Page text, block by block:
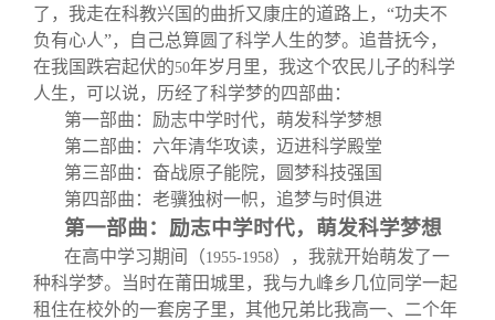
了，我走在科教兴国的曲折又康庄的道路上，“功夫不
负有心人”，自己总算圆了科学人生的梦。追昔抚今，
在我国跌宕起伏的50年岁月里，我这个农民儿子的科学
人生，可以说，历经了科学梦的四部曲：
第一部曲：励志中学时代，萌发科学梦想
第二部曲：六年清华攻读，迈进科学殿堂
第三部曲：奋战原子能院，圆梦科技强国
第四部曲：老骥独树一帜，追梦与时俱进
第一部曲：励志中学时代，萌发科学梦想
在高中学习期间（1955-1958），我就开始萌发了一
种科学梦。当时在莆田城里，我与九峰乡几位同学一起
租住在校外的一套房子里，其他兄弟比我高一、二个年